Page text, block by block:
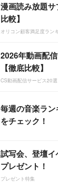
漫画読み放題
比較】
オリコン顧客満足度ラン
2026年動画配
【徹底比較】
CS動画配信サービス20選
毎週の音楽ラ
をチェック！
試写会、登壇
プレゼント！
プレゼント特集